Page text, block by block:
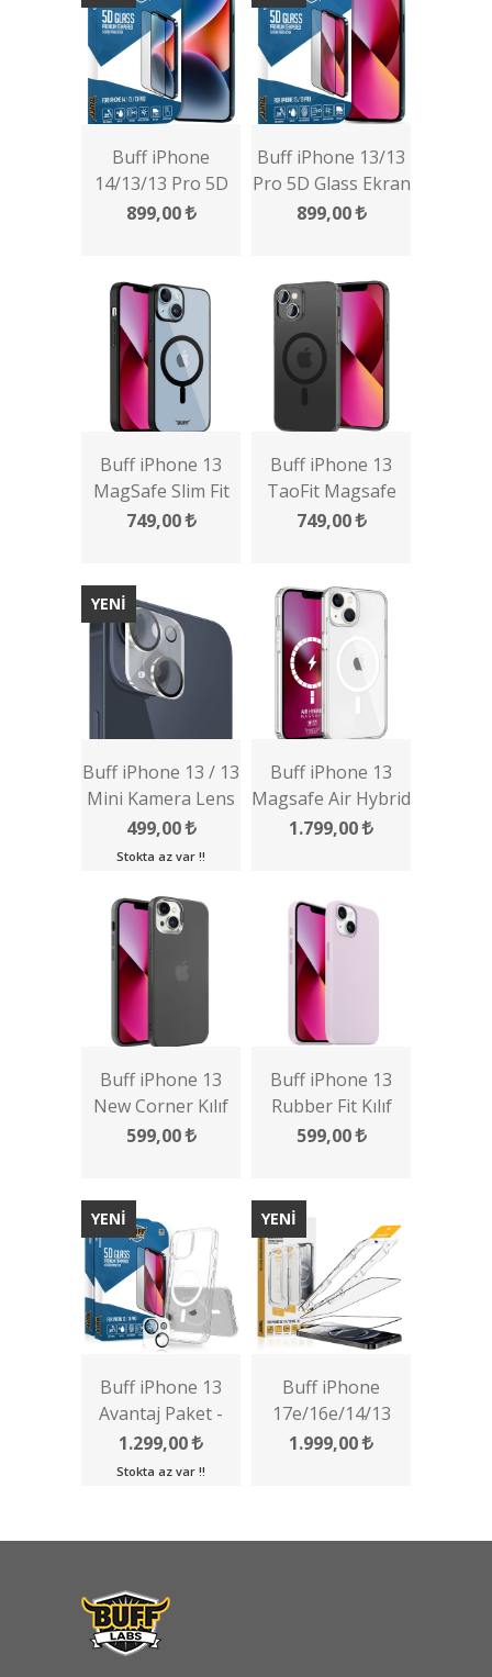
Buff iPhone
14/13/13 Pro 5D
Glass Ekran
899,00
Buff iPhone 13/13
Pro 5D Glass Ekran
Koruyucu
899,00
Buff iPhone 13
MagSafe Slim Fit
Kılıf
749,00
Buff iPhone 13
TaoFit Magsafe
Kılıf
749,00
YENİ
Buff iPhone 13 / 13
Mini Kamera Lens
Koruyucu
499,00
Stokta az var !!
Buff iPhone 13
Magsafe Air Hybrid
Kılıf
1.799,00
Buff iPhone 13
New Corner Kılıf
599,00
Buff iPhone 13
Rubber Fit Kılıf
599,00
YENİ
Buff iPhone 13
Avantaj Paket -
2x5D Ekran
Koruyucu +
Şeffaf
1.299,00
Stokta az var !!
YENİ
Buff iPhone
17e/16e/14/13
Pro/13 5D Glass
1.999,00